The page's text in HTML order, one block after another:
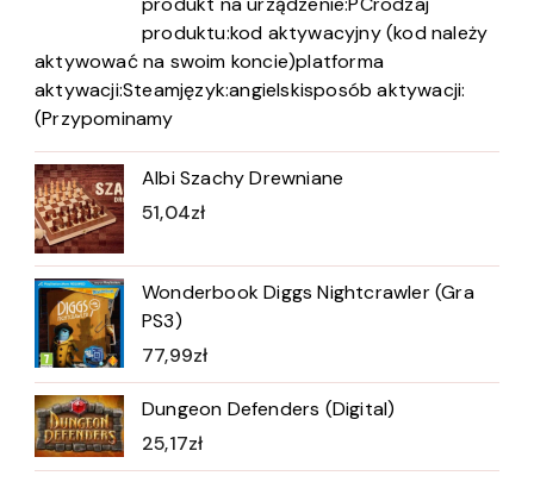
produktu:kod aktywacyjny (kod należy
aktywować na swoim koncie)platforma
aktywacji:Steamjęzyk:angielskisposób aktywacji:
(Przypominamy
Albi Szachy Drewniane
51,04zł
Wonderbook Diggs Nightcrawler (Gra
PS3)
77,99zł
Dungeon Defenders (Digital)
25,17zł